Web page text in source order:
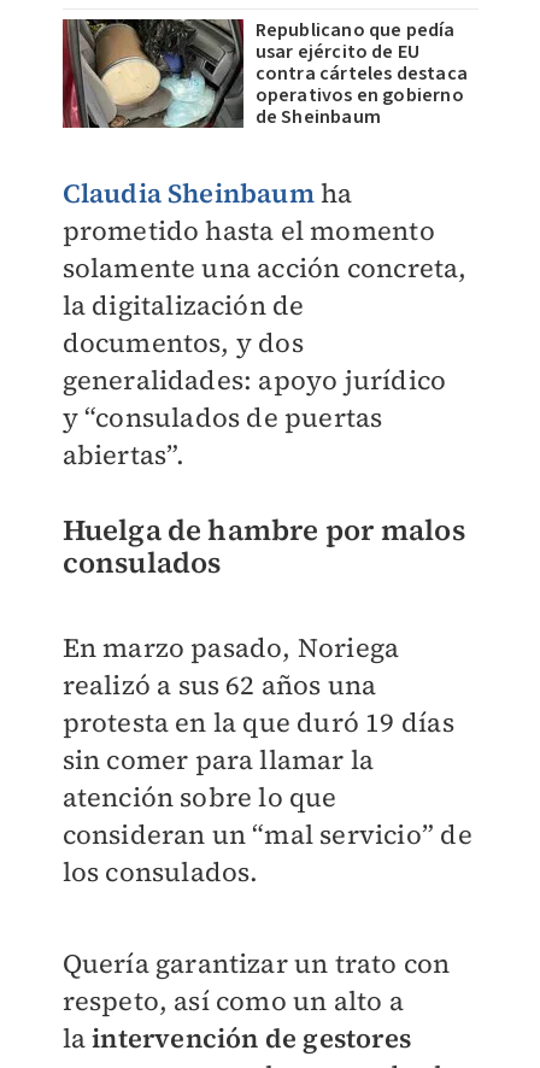
Republicano que pedía
usar ejército de EU
contra cárteles destaca
operativos en gobierno
de Sheinbaum
Claudia Sheinbaumha
prometido hasta el momento
solamente una acción concreta,
la digitalización de
documentos, y dos
generalidades: apoyo jurídico
y “consulados de puertas
abiertas”.
Huelga de hambre por malos
consulados
En marzo pasado, Noriega
realizó a sus 62 años una
protesta en la que duró 19 días
sin comer para llamar la
atención sobre lo que
consideran un “mal servicio” de
los consulados.
Quería garantizar un trato con
respeto, así como un alto a
laintervención de gestores